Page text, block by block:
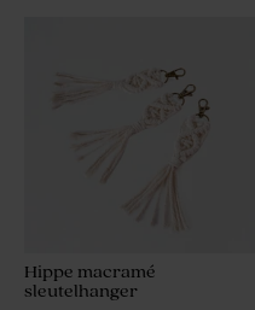
Hippe macramé
sleutelhanger